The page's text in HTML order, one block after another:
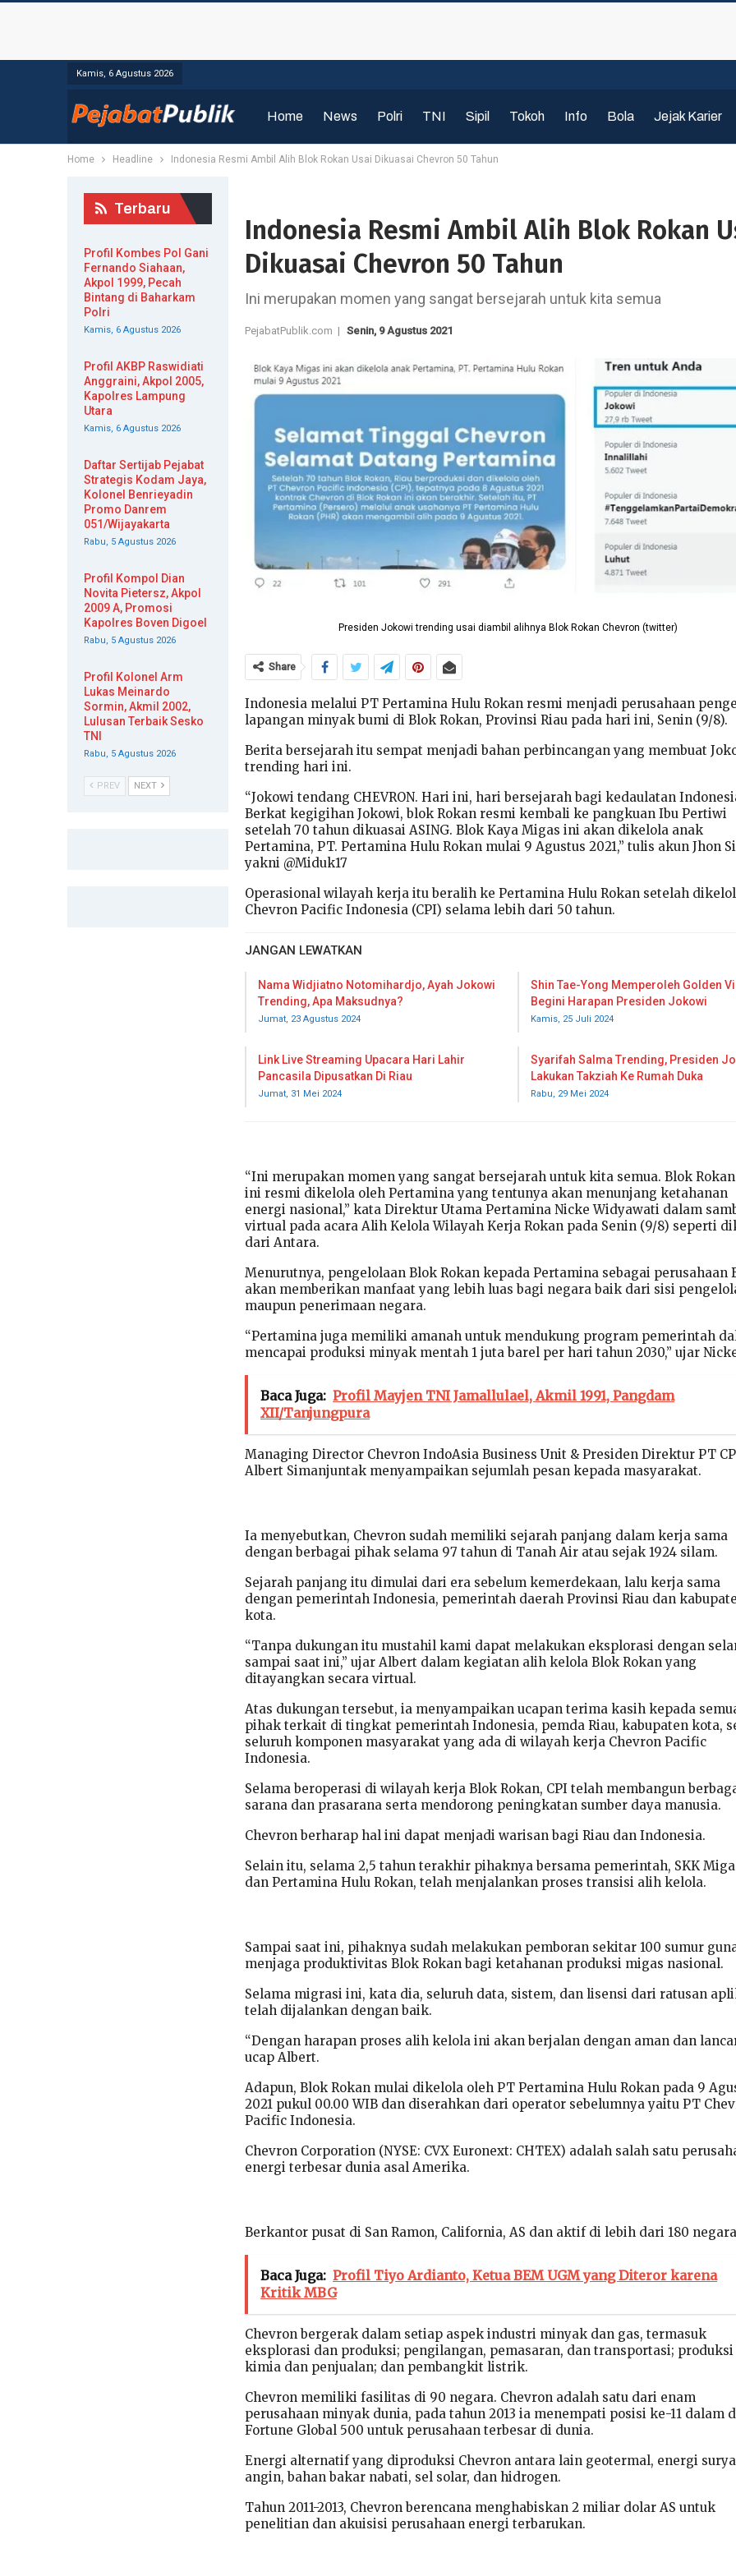
Kamis, 6 Agustus 2026
Home News Polri TNI Sipil Tokoh Info Bola Jejak Karier
Home Headline Indonesia Resmi Ambil Alih Blok Rokan Usai Dikuasai Chevron 50 Tahun
Indonesia Resmi Ambil Alih Blok Rokan
Dikuasai Chevron 50 Tahun
Ini merupakan momen yang sangat bersejarah untuk kita semua
PejabatPublik.com | Senin, 9 Agustus 2021
Presiden Jokowi trending usai diambil alihnya Blok Rokan Chevron (twitter)
Share
Indonesia melalui PT Pertamina Hulu Rokan resmi menjadi perusahaan
lapangan minyak bumi di Blok Rokan, Provinsi Riau pada hari ini, Senin (9/8).
Berita bersejarah itu sempat menjadi bahan perbincangan yang membuat
trending hari ini.
“Jokowi tendang CHEVRON. Hari ini, hari bersejarah bagi kedaulatan
Berkat kegigihan Jokowi, blok Rokan resmi kembali ke pangkuan Ibu Pertiwi
setelah 70 tahun dikuasai ASING. Blok Kaya Migas ini akan dikelola anak
Pertamina, PT. Pertamina Hulu Rokan mulai 9 Agustus 2021,” tulis akun Jhon
yakni @Miduk17
Operasional wilayah kerja itu beralih ke Pertamina Hulu Rokan setelah
Chevron Pacific Indonesia (CPI) selama lebih dari 50 tahun.
JANGAN LEWATKAN
Nama Widjiatno Notomihardjo, Ayah Jokowi
Trending, Apa Maksudnya?
Jumat, 23 Agustus 2024
Shin Tae-Yong Memperoleh Golden
Begini Harapan Presiden Jokowi
Kamis, 25 Juli 2024
Link Live Streaming Upacara Hari Lahir
Pancasila Dipusatkan Di Riau
Jumat, 31 Mei 2024
Syarifah Salma Trending, Presiden
Lakukan Takziah Ke Rumah Duka
Rabu, 29 Mei 2024
“Ini merupakan momen yang sangat bersejarah untuk kita semua. Blok
ini resmi dikelola oleh Pertamina yang tentunya akan menunjang ketahanan
energi nasional,” kata Direktur Utama Pertamina Nicke Widyawati dalam
virtual pada acara Alih Kelola Wilayah Kerja Rokan pada Senin (9/8) seperti
dari Antara.
Menurutnya, pengelolaan Blok Rokan kepada Pertamina sebagai perusahaan
akan memberikan manfaat yang lebih luas bagi negara baik dari sisi
maupun penerimaan negara.
“Pertamina juga memiliki amanah untuk mendukung program pemerintah
mencapai produksi minyak mentah 1 juta barel per hari tahun 2030,” ujar
Baca Juga: Profil Mayjen TNI Jamallulael, Akmil 1991, Pangdam
XII/Tanjungpura
Managing Director Chevron IndoAsia Business Unit & Presiden Direktur PT
Albert Simanjuntak menyampaikan sejumlah pesan kepada masyarakat.
Ia menyebutkan, Chevron sudah memiliki sejarah panjang dalam kerja sama
dengan berbagai pihak selama 97 tahun di Tanah Air atau sejak 1924 silam.
Sejarah panjang itu dimulai dari era sebelum kemerdekaan, lalu kerja sama
dengan pemerintah Indonesia, pemerintah daerah Provinsi Riau dan
kota.
“Tanpa dukungan itu mustahil kami dapat melakukan eksplorasi dengan
sampai saat ini,” ujar Albert dalam kegiatan alih kelola Blok Rokan yang
ditayangkan secara virtual.
Atas dukungan tersebut, ia menyampaikan ucapan terima kasih kepada
pihak terkait di tingkat pemerintah Indonesia, pemda Riau, kabupaten kota,
seluruh komponen masyarakat yang ada di wilayah kerja Chevron Pacific
Indonesia.
Selama beroperasi di wilayah kerja Blok Rokan, CPI telah membangun
sarana dan prasarana serta mendorong peningkatan sumber daya manusia.
Chevron berharap hal ini dapat menjadi warisan bagi Riau dan Indonesia.
Selain itu, selama 2,5 tahun terakhir pihaknya bersama pemerintah, SKK
dan Pertamina Hulu Rokan, telah menjalankan proses transisi alih kelola.
Sampai saat ini, pihaknya sudah melakukan pemboran sekitar 100 sumur
menjaga produktivitas Blok Rokan bagi ketahanan produksi migas nasional.
Selama migrasi ini, kata dia, seluruh data, sistem, dan lisensi dari ratusan
telah dijalankan dengan baik.
“Dengan harapan proses alih kelola ini akan berjalan dengan aman dan
ucap Albert.
Adapun, Blok Rokan mulai dikelola oleh PT Pertamina Hulu Rokan pada 9
2021 pukul 00.00 WIB dan diserahkan dari operator sebelumnya yaitu PT
Pacific Indonesia.
Chevron Corporation (NYSE: CVX Euronext: CHTEX) adalah salah satu
energi terbesar dunia asal Amerika.
Berkantor pusat di San Ramon, California, AS dan aktif di lebih dari 180
Baca Juga: Profil Tiyo Ardianto, Ketua BEM UGM yang Diteror karena
Kritik MBG
Chevron bergerak dalam setiap aspek industri minyak dan gas, termasuk
eksplorasi dan produksi; pengilangan, pemasaran, dan transportasi; produksi
kimia dan penjualan; dan pembangkit listrik.
Chevron memiliki fasilitas di 90 negara. Chevron adalah satu dari enam
perusahaan minyak dunia, pada tahun 2013 ia menempati posisi ke-11 dalam
Fortune Global 500 untuk perusahaan terbesar di dunia.
Energi alternatif yang diproduksi Chevron antara lain geotermal, energi
angin, bahan bakar nabati, sel solar, dan hidrogen.
Tahun 2011-2013, Chevron berencana menghabiskan 2 miliar dolar AS untuk
penelitian dan akuisisi perusahaan energi terbarukan.
Terbaru
Profil Kombes Pol Gani
Fernando Siahaan,
Akpol 1999, Pecah
Bintang di Baharkam
Polri
Kamis, 6 Agustus 2026
Profil AKBP Raswidiati
Anggraini, Akpol 2005,
Kapolres Lampung
Utara
Kamis, 6 Agustus 2026
Daftar Sertijab Pejabat
Strategis Kodam Jaya,
Kolonel Benrieyadin
Promo Danrem
051/Wijayakarta
Rabu, 5 Agustus 2026
Profil Kompol Dian
Novita Pietersz, Akpol
2009 A, Promosi
Kapolres Boven Digoel
Rabu, 5 Agustus 2026
Profil Kolonel Arm
Lukas Meinardo
Sormin, Akmil 2002,
Lulusan Terbaik Sesko
TNI
Rabu, 5 Agustus 2026
PREV NEXT